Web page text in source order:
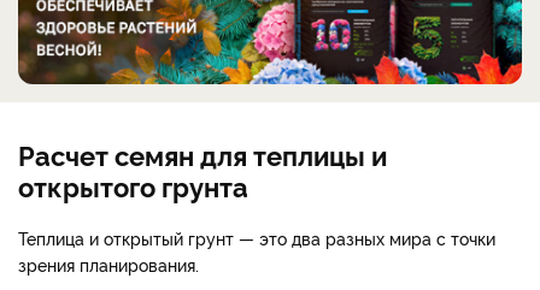
Расчет семян для теплицы и
открытого грунта
Теплица и открытый грунт — это два разных мира с точки
зрения планирования.